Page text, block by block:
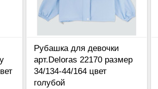
Рубашка для девочки
арт.Deloras 22170 размер
34/134-44/164 цвет
голубой